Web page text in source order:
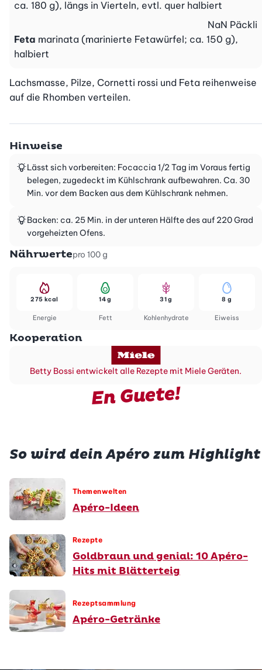
ca. 180 g), längs in Vierteln, evtl. quer halbiert
Feta marinata (marinierte Fetawürfel; ca. 150 g),
halbiert
NaN Päckli
Lachsmasse, Pilze, Cornetti rossi und Feta reihenweise
auf die Rhomben verteilen.
Hinweise
Lässt sich vorbereiten: Focaccia 1/2 Tag im Voraus fertig
belegen, zugedeckt im Kühlschrank aufbewahren. Ca. 30
Min. vor dem Backen aus dem Kühlschrank nehmen.
Backen: ca. 25 Min. in der unteren Hälfte des auf 220 Grad
vorgeheizten Ofens.
Nährwertepro 100 g
Energie
275 kcal
Fett
14 g
Kohlenhydrate
31 g
Eiweiss
8 g
Kooperation
Betty Bossi entwickelt alle Rezepte mit Miele Geräten.
En Guete!
So wird dein Apéro zum Highlight
Themenwelten
Apéro-Ideen
Rezepte
Goldbraun und genial: 10 Apéro-
Hits mit Blätterteig
Rezeptsammlung
Apéro-Getränke